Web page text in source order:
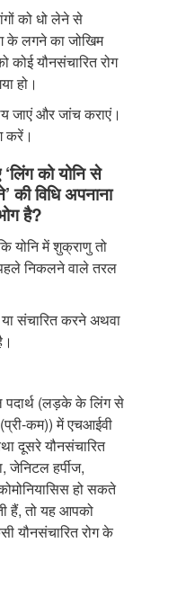
को धो लेने से
के लगने का जोखिम
कोई यौनसंचारित रोग
हो।
जाएं और जांच कराएं।
करें।
को योनि से
की विधि अपनाना
है?
योनि में शुक्राणु तो
निकलने वाले तरल
संचारित करने अथवा
पदार्थ (लड़के के लिंग से
(प्री-कम)) में एचआईवी
दूसरे यौनसंचारित
जेनिटल हर्पीज,
हो सकते
हैं, तो यह आपको
यौनसंचारित रोग के